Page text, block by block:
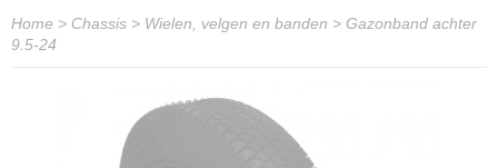
Home > Chassis > Wielen, velgen en banden > Gazonband achter
9.5-24